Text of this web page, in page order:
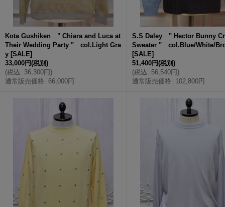
Kota Gushiken " Chiara and Luca at
Their Wedding Party " col.Light Gra
y [SALE]
33,000円(税別)
(税込: 36,300円)
通常販売価格: 66,000円
S.S Daley " Hector Bunny
Sweater " col.Blue/White/
[SALE]
51,400円(税別)
(税込: 56,540円)
通常販売価格: 102,800円